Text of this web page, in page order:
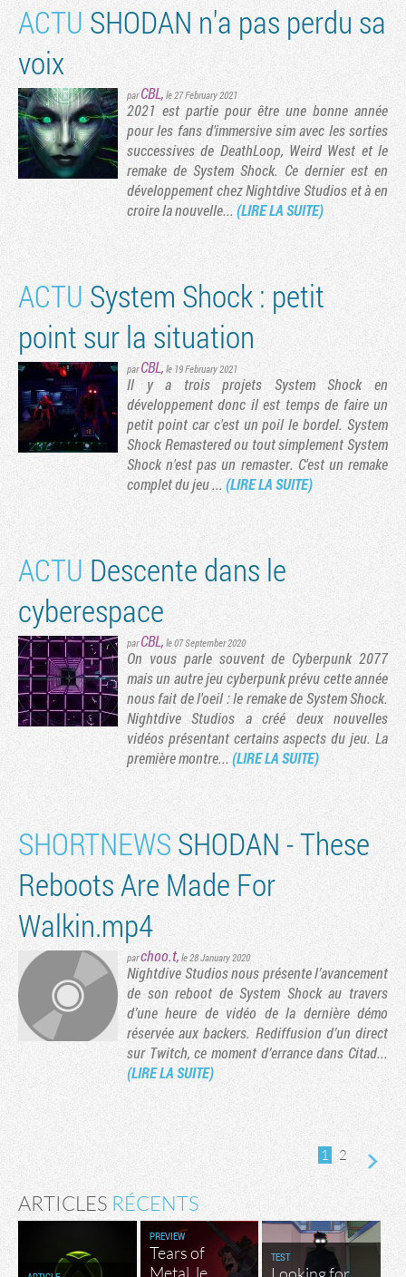
ACTU SHODAN n'a pas perdu sa
voix
parCBL, le 27 February 2021
2021 est partie pour être une bonne année
pour les fans d'immersive sim avec les sorties
successives de DeathLoop, Weird West et le
remake de System Shock. Ce dernier est en
développement chez Nightdive Studios et à en
croire la nouvelle... (LIRE LA SUITE)
ACTU System Shock : petit
point sur la situation
parCBL, le 19 February 2021
Il y a trois projets System Shock en
développement donc il est temps de faire un
petit point car c'est un poil le bordel. System
Shock Remastered ou tout simplement System
Shock n'est pas un remaster. C'est un remake
complet du jeu ...(LIRE LA SUITE)
ACTU Descente dans le
cyberespace
parCBL, le 07 September 2020
On vous parle souvent de Cyberpunk 2077
mais un autre jeu cyberpunk prévu cette année
nous fait de l'oeil : le remake de System Shock.
Nightdive Studios a créé deux nouvelles
vidéos présentant certains aspects du jeu. La
première montre...(LIRE LA SUITE)
SHORTNEWS SHODAN - These
Reboots Are Made For
Walkin.mp4
parchoo.t, le 28 January 2020
Nightdive Studios nous présente l’avancement
de son reboot de System Shock au travers
d’une heure de vidéo de la dernière démo
réservée aux backers. Rediffusion d’un direct
sur Twitch, ce moment d’errance dans Citad...
(LIRE LA SUITE)
1 2
ARTICLES RÉCENTS
PREVIEW
Tears of
Metal, le
TEST